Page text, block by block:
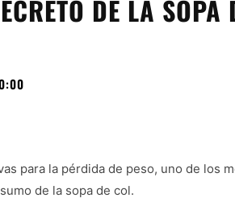
DE LA SOPA
para la pérdida de peso, uno de los
de la sopa de col.